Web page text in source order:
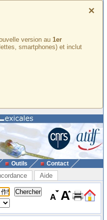
×
version au 1er
smartphones) et inclut
Outils Contact
Aide